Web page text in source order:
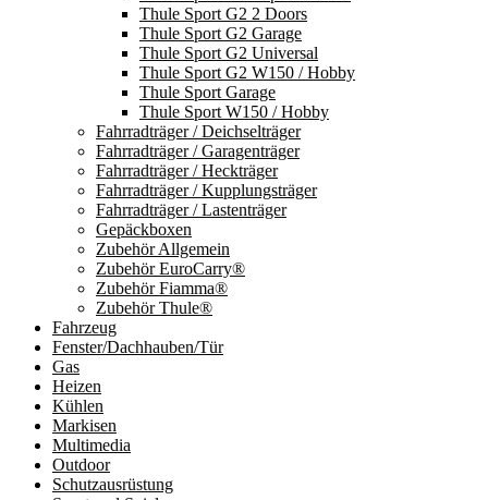
Thule Sport G2 2 Doors
Thule Sport G2 Garage
Thule Sport G2 Universal
Thule Sport G2 W150 / Hobby
Thule Sport Garage
Thule Sport W150 / Hobby
Fahrradträger / Deichselträger
Fahrradträger / Garagenträger
Fahrradträger / Heckträger
Fahrradträger / Kupplungsträger
Fahrradträger / Lastenträger
Gepäckboxen
Zubehör Allgemein
Zubehör EuroCarry®
Zubehör Fiamma®
Zubehör Thule®
Fahrzeug
Fenster/Dachhauben/Tür
Gas
Heizen
Kühlen
Markisen
Multimedia
Outdoor
Schutzausrüstung